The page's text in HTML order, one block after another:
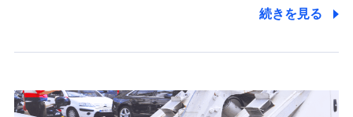
7.社員（従業者）の個人情報
続きを見る